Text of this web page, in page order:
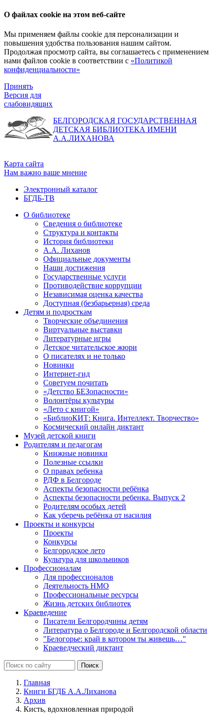
О файлах cookie на этом веб-сайте
Мы применяем файлы cookie для персонализации и
повышения удобства пользования нашим сайтом.
Продолжая просмотр сайта, вы соглашаетесь с применением
нами файлов cookie в соответствии с «Политикой
конфиденциальности»
Принять
Версия для
слабовидящих
БЕЛГОРОДСКАЯ ГОСУДАРСТВЕННАЯ
ДЕТСКАЯ БИБЛИОТЕКА ИМЕНИ
А.А.ЛИХАНОВА
Карта сайта
Нам важно ваше мнение
Электронный каталог
БГДБ-ТВ
О библиотеке
Сведения о библиотеке
Структура и контакты
История библиотеки
А.А. Лиханов
Официальные документы
Наши достижения
Государственные услуги
Противодействие коррупции
Независимая оценка качества
Доступная (безбарьерная) среда
Детям и подросткам
Творческие объединения
Виртуальные выставки
Литературные игры
Детское читательское жюри
О писателях и не только
Новинки
Интернет-гид
Советуем почитать
«Детство БЕЗопасности»
Волонтёры культуры
«Лето с книгой»
«БиблиоКИТ: Книга. Интеллект. Творчество»
Космический онлайн диктант
Музей детской книги
Родителям и педагогам
Книжные новинки
Полезные ссылки
О правах ребенка
РДФ в Белгороде
Аспекты безопасности ребёнка
Аспекты безопасности ребенка. Выпуск 2
Родителям особых детей
Как уберечь ребёнка от насилия
Проекты и конкурсы
Проекты
Конкурсы
Белгородское лето
Культура для школьников
Профессионалам
Для профессионалов
Деятельность НМО
Профессиональные ресурсы
Жизнь детских библиотек
Краеведение
Писатели Белгородчины детям
Литература о Белгороде и Белгородской области
"Белогорье: край в котором ты живешь…"
Краеведческий диктант
Главная
Книги БГДБ А.А.Лиханова
Архив
Кисть, вдохновленная природой